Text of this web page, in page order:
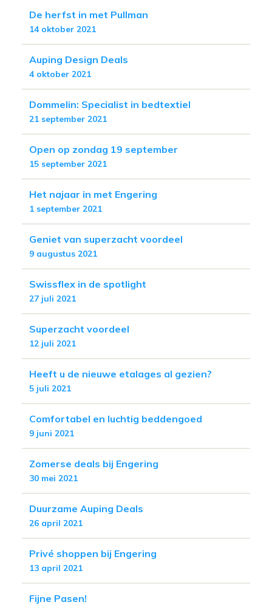
De herfst in met Pullman
14 oktober 2021
Auping Design Deals
4 oktober 2021
Dommelin: Specialist in bedtextiel
21 september 2021
Open op zondag 19 september
15 september 2021
Het najaar in met Engering
1 september 2021
Geniet van superzacht voordeel
9 augustus 2021
Swissflex in de spotlight
27 juli 2021
Superzacht voordeel
12 juli 2021
Heeft u de nieuwe etalages al gezien?
5 juli 2021
Comfortabel en luchtig beddengoed
9 juni 2021
Zomerse deals bij Engering
30 mei 2021
Duurzame Auping Deals
26 april 2021
Privé shoppen bij Engering
13 april 2021
Fijne Pasen!